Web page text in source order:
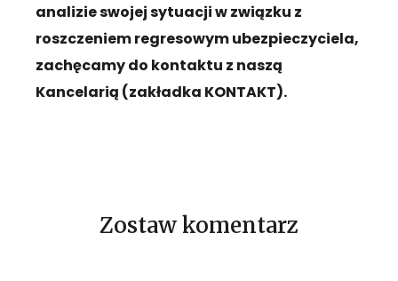
analizie swojej sytuacji w związku z
roszczeniem regresowym ubezpieczyciela,
zachęcamy do kontaktu z naszą
Kancelarią (zakładka KONTAKT).
Zostaw komentarz